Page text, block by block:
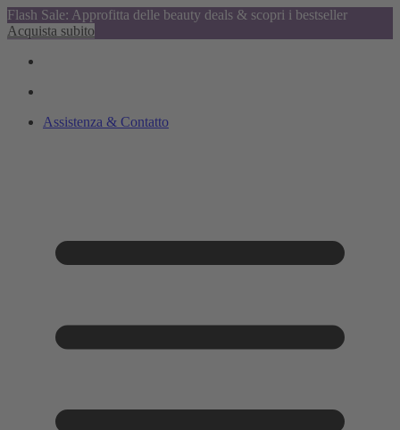
Flash Sale: Approfitta delle beauty deals & scopri i bestseller
Acquista subito
Assistenza & Contatto